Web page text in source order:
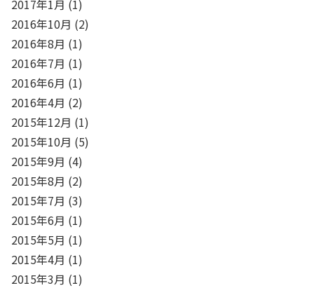
2017年1月 (1)
2016年10月 (2)
2016年8月 (1)
2016年7月 (1)
2016年6月 (1)
2016年4月 (2)
2015年12月 (1)
2015年10月 (5)
2015年9月 (4)
2015年8月 (2)
2015年7月 (3)
2015年6月 (1)
2015年5月 (1)
2015年4月 (1)
2015年3月 (1)